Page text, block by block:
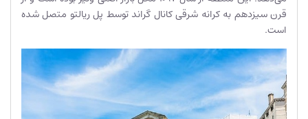
قرن سیزدهم به کرانه شرقی کانال گراند توسط پل ریالتو متصل شده
است.